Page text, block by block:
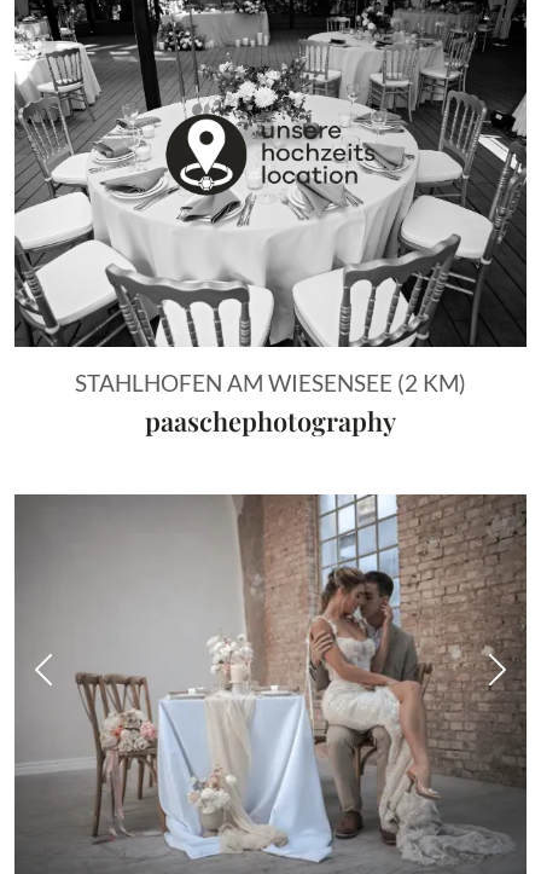
STAHLHOFEN AM WIESENSEE (2 KM)
paaschephotography
Vorheriges Bild